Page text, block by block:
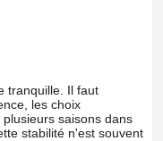
tranquille. Il faut
les choix
saisons dans
stabilité n'est souvent